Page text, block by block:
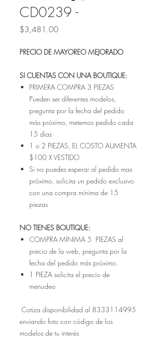
CD0239 -
$3,481.00Precio
PRECIO DE MAYOREO MEJORADO
SI CUENTAS CON UNA BOUTIQUE:
PRIMERA COMPRA 3 PIEZAS
Pueden ser diferentes modelos,
pregunta por la fecha del pedido
más próximo, metemos pedido cada
15 días
1 o 2 PIEZAS, EL COSTO AUMENTA
$100 X VESTIDO
Si no puedes esperar al pedido mas
próximo, solicita un pedido exclusivo
con una compra mínima de 15
piezas
NO TIENES BOUTIQUE:
COMPRA MINIMA 5 PIEZAS al
precio de la web, pregunta por la
fecha del pedido más próximo.
1 PIEZA solicita el precio de
menudeo
Cotiza disponibilidad al 8333114995
enviando foto con código de los
modelos de tu interés